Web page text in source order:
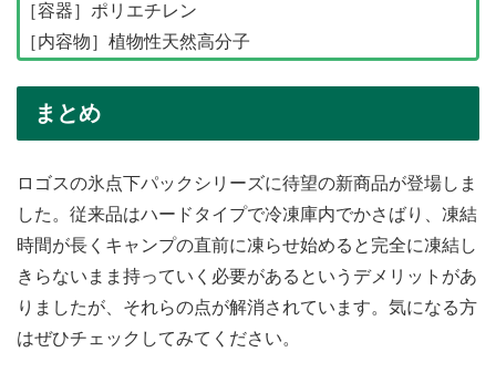
［容器］ポリエチレン
［内容物］植物性天然高分子
まとめ
ロゴスの氷点下パックシリーズに待望の新商品が登場しま
した。従来品はハードタイプで冷凍庫内でかさばり、凍結
時間が長くキャンプの直前に凍らせ始めると完全に凍結し
きらないまま持っていく必要があるというデメリットがあ
りましたが、それらの点が解消されています。気になる方
はぜひチェックしてみてください。